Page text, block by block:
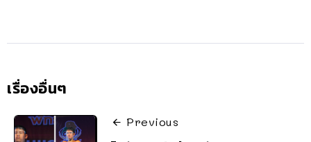
เรื่องอื่นๆ
Previous